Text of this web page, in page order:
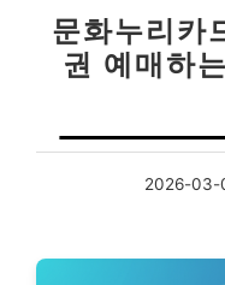
문화누리카
권 예매하
2026-03-